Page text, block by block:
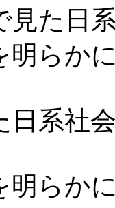
見た日
明らか
日系社
明らか